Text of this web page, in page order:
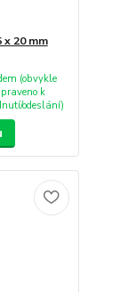
20 mm
(obvykle
k
odeslání)